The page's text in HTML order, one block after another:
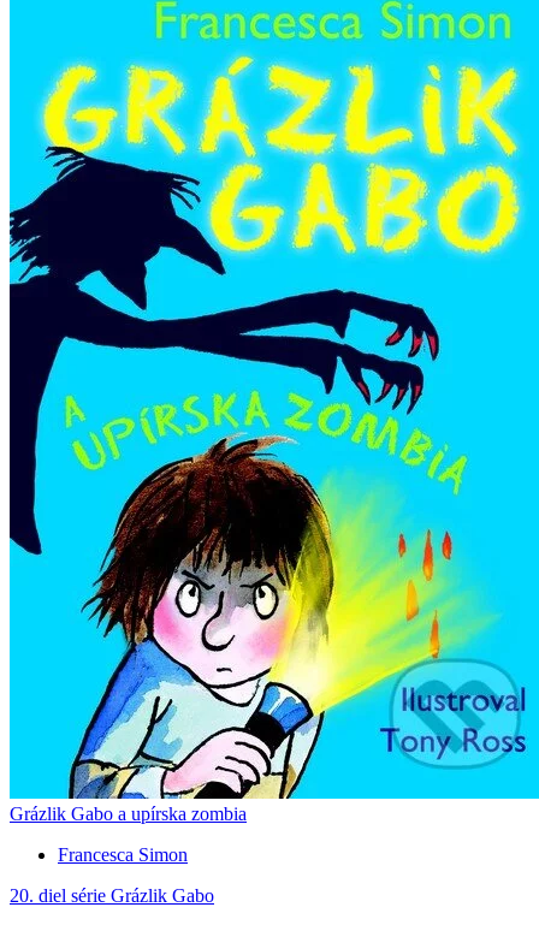
Grázlik Gabo a upírska zombia
Francesca Simon
20. diel série Grázlik Gabo